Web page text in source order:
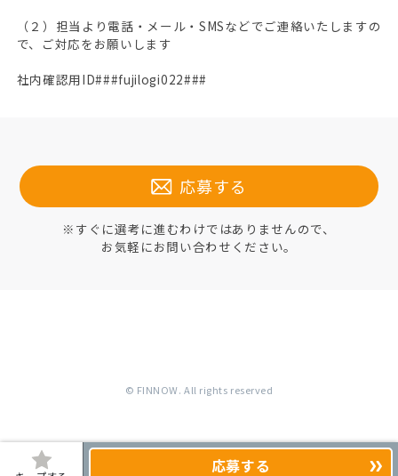
（２）担当より電話・メール・SMSなどでご連絡いたしますの
で、ご対応をお願いします
社内確認用ID###fujilogi022###
応募する
※すぐに選考に進むわけではありませんので、
お気軽にお問い合わせください。
応募する
© FINNOW. All rights reserved